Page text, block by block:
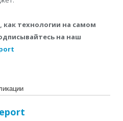
как технологии на самом
на наш